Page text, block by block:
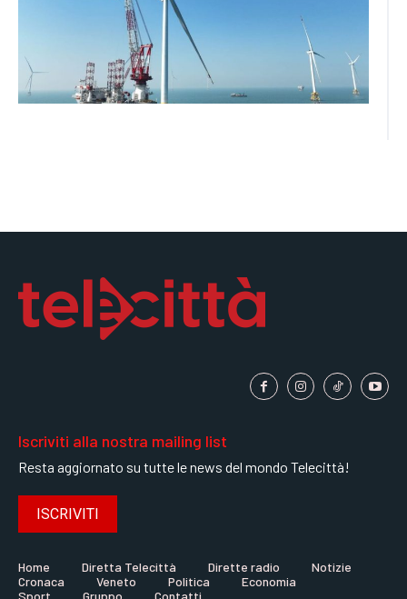
Iscriviti alla nostra mailing list
Resta aggiornato su tutte le news del mondo Telecittà!
ISCRIVITI
Home Diretta Telecittà Dirette radio
Notizie
Cronaca
Veneto Politica
Economia